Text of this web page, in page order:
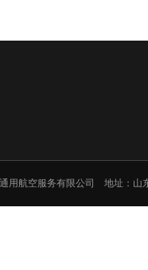
用航空服务有限公司 地址：山